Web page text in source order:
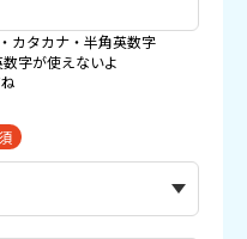
カタカナ・半角英数字
字が使えないよ